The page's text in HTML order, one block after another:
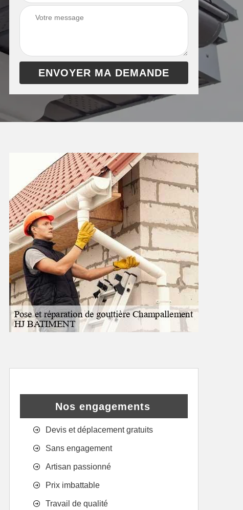
Nos engagements
Devis et déplacement gratuits
Sans engagement
Artisan passionné
Prix imbattable
Travail de qualité